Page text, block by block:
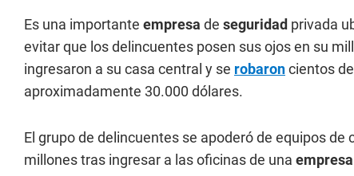
Es una importante empresa de seguridad privada
evitar que los delincuentes posen sus ojos en su
ingresaron a su casa central y se robaroncientos
aproximadamente 30.000 dólares.
El grupo de delincuentes se apoderó de equipos
millones tras ingresar a las oficinas de una empresa